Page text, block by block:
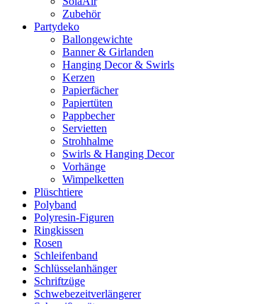
Zubehör
Partydeko
Ballongewichte
Banner & Girlanden
Hanging Decor & Swirls
Kerzen
Papierfächer
Papiertüten
Pappbecher
Servietten
Strohhalme
Swirls & Hanging Decor
Vorhänge
Wimpelketten
Plüschtiere
Polyband
Polyresin-Figuren
Ringkissen
Rosen
Schleifenband
Schlüsselanhänger
Schriftzüge
Schwebezeitverlängerer